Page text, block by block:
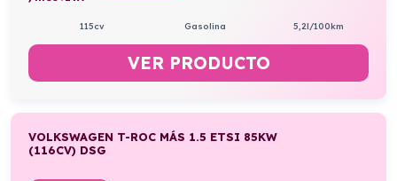
115cv Gasolina 5,2l/100km
VER PRODUCTO
VOLKSWAGEN T-ROC MÁS 1.5 ETSI 85KW
(116CV) DSG